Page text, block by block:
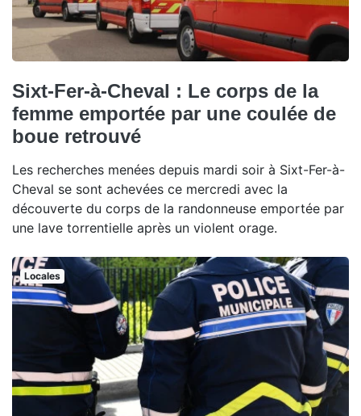
Sixt-Fer-à-Cheval : Le corps de la
femme emportée par une coulée de
boue retrouvé
Les recherches menées depuis mardi soir à Sixt-Fer-à-
Cheval se sont achevées ce mercredi avec la
découverte du corps de la randonneuse emportée par
une lave torrentielle après un violent orage.
Locales